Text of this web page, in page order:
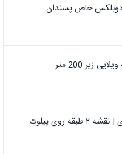
دوبلکس خاص پسندان
زیر 200 متر
روی پیلوت